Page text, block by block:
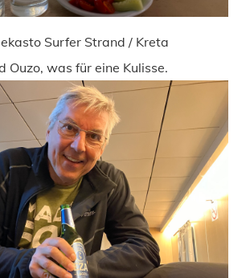
Surfer Strand / Kreta
Ouzo, was für eine Kulisse.